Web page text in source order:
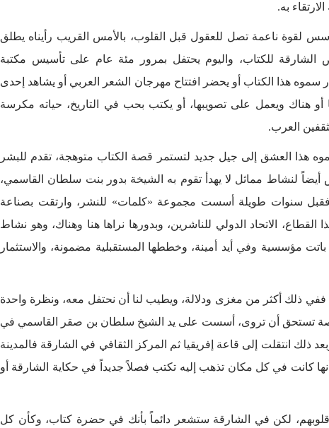
به.
لقوة ناعمة تصل للعقول قبل القلوب، بالأمس القريب رأيناه يطلق
الشارقة للكتاب، واليوم يحتفل بمرور مئة عام على تأسيس مكتبة
سموه هذا الكتاب أو يحضر افتتاح مهرجان الشعر العربي أو يشاهد إحدى
هناك ويعمل على تصويبها، أو يكتب بحب في التاريخ، حياته مكرسة
العرب.
هذا العشق إلى جيل جديد لتستمر قصة الكتاب متوهجة، تقدم للبشر
لنشاط مماثل لا يهدأ تقوم به الشيخة بدور بنت سلطان القاسمي،
فقبل سنوات طويلة أسست مجموعة «كلمات» للنشر، وارتقت بصناعة
الاتحاد الدولي للناشرين، وبدورها نراها هنا وهناك، وهو نشاط
مؤسسية وفي أيد أمينة، وخططها المستقبلية مضمونة، والاستثمار
ذلك أكثر من مغزى ودلالة، ويطيب لنا أن نحتفل معه، ونظرة واحدة
قصة تستحق أن تروى، أسست على يد الشيخ سلطان بن صقر القاسمي في
وبعد ذلك انتقلت إلى قاعة إفريقيا ثم المركز الثقافي في الشارقة فالمدينة
كانت في كل مكان تذهب إليه تكتب فصلاً جديداً في حكاية الشارقة أو
لكن في الشارقة ستشعر دائماً بأنك في حضرة كتاب، وكأن كل